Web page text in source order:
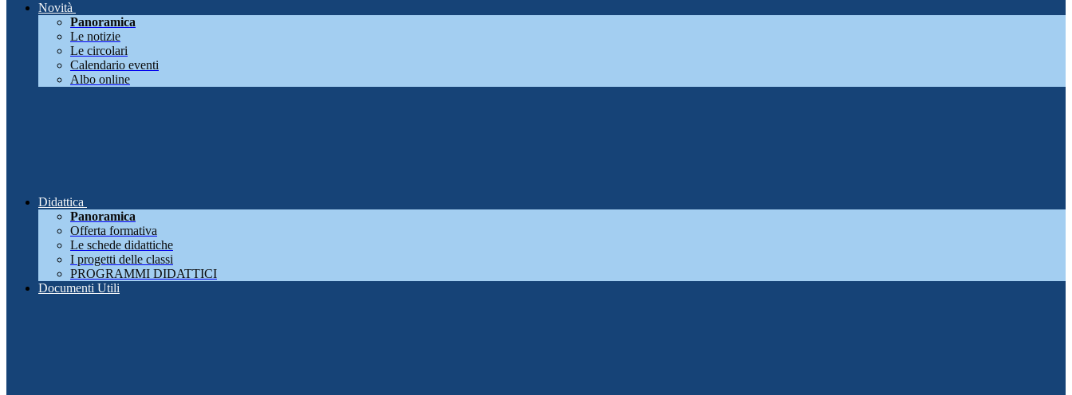
Novità
Panoramica
Le notizie
Le circolari
Calendario eventi
Albo online
Didattica
Panoramica
Offerta formativa
Le schede didattiche
I progetti delle classi
PROGRAMMI DIDATTICI
Documenti Utili